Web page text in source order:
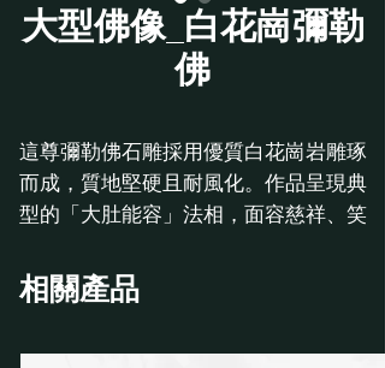
大型佛像_白花崗彌勒
佛
這尊彌勒佛石雕採用優質白花崗岩雕琢
而成，質地堅硬且耐風化。作品呈現典
型的「大肚能容」法相，面容慈祥、笑
佛像右手自然垂放於錢袋上，左手高舉
元寶，象徵招財進寶、富貴吉祥。精細
相關產品